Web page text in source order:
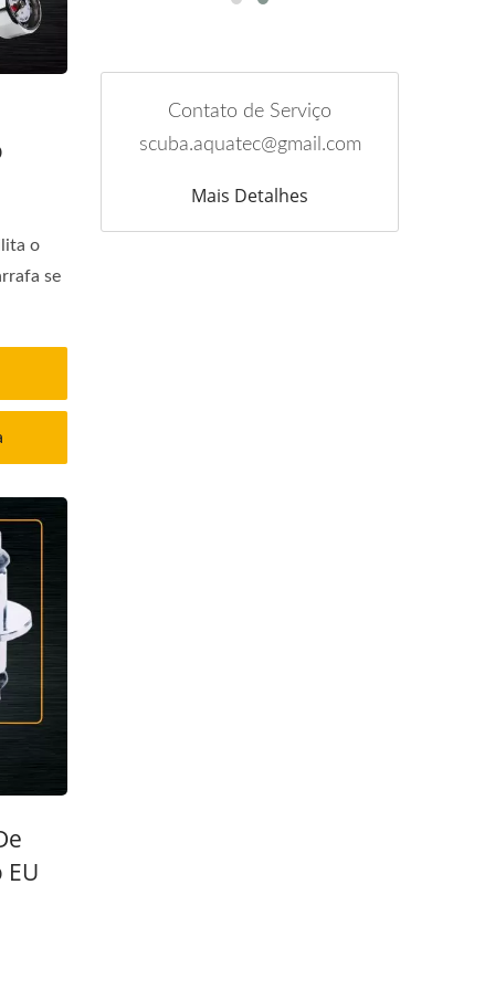
o
se
Contato de Serviço
scuba.aquatec@gmail.com
Mais Detalhes